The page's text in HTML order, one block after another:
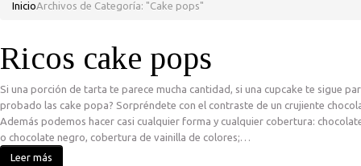
InicioArchivos de Categoría: "Cake pops"
Ricos cake pops
Si una porción de tarta te parece mucha cantidad, si una cupcake te sigue
probado las cake popa? Sorpréndete con el contraste de un crujiente
Además podemos hacer casi cualquier forma y cualquier cobertura:
o chocolate negro, cobertura de vainilla de colores;…
Leer más